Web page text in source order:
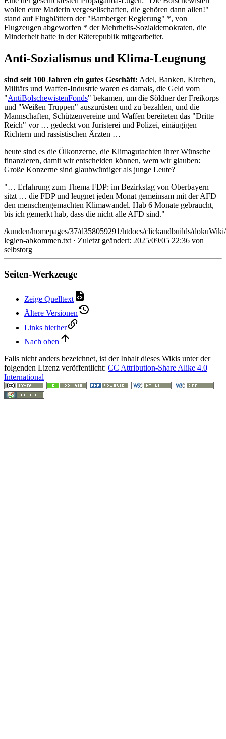
wollen eure Maderln vergesellschaften, die gehören dann allen!"
stand auf Flugblättern der "Bamberger Regierung" *, von
Flugzeugen abgeworfen * der Mehrheits-Sozialdemokraten, die
Minderheit hatte in der Räterepublik mitgearbeitet.
Anti-Sozialismus und Klima-Leugnung
sind seit 100 Jahren ein gutes Geschäft: Adel, Banken, Kirchen,
Militärs und Waffen-Industrie waren es damals, die Geld vom
"AntiBolschewistenFonds" bekamen, um die Söldner der Freikorps
und "Weißen Truppen" auszurüsten und zu bezahlen, und die
Mannschaften, Schützenvereine und Waffen bereiteten das "Dritte
Reich" vor … gedeckt von Juristerei und Polizei, einäugigen
Richtern und rassistischen Ärzten …
heute sind es die Ölkonzerne, die Klimagutachten ihrer Wünsche
finanzieren, damit wir entscheiden können, wem wir glauben:
Große Konzerne sind glaubwürdiger als junge Leute?
"… Erfahrung zum Thema FDP: im Bezirkstag von Oberbayern
sitzt … die FDP und leugnet jeden Monat gemeinsam mit der AFD
den menschengemachten Klimawandel. Hab 6 Monate gebraucht,
bis ich gemerkt hab, dass die nicht alle AFD sind."
/kunden/homepages/37/d358059291/htdocs/clickandbuilds/
legien-abkommen.txt · Zuletzt geändert: 2025/09/05 22:36 von
selbstorg
Seiten-Werkzeuge
Zeige Quelltext
Ältere Versionen
Links hierher
Nach oben
Falls nicht anders bezeichnet, ist der Inhalt dieses Wikis unter der
folgenden Lizenz veröffentlicht: CC Attribution-Share Alike 4.0
International